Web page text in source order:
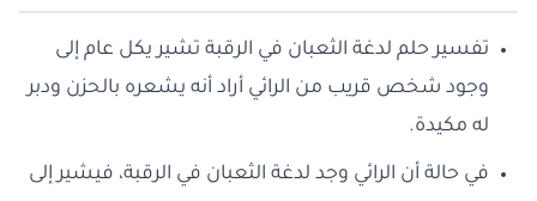
تفسير حلم لدغة الثعبان في الرقبة تشير يكل عام إلى
وجود شخص قريب من الرائي أراد أنه يشعره بالحزن ودبر
له مكيدة.
في حالة أن الرائي وجد لدغة الثعبان في الرقبة، فيشير إلى